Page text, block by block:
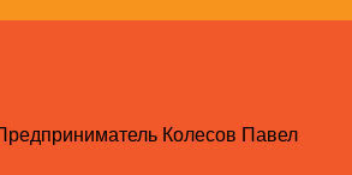
Колесов Павел